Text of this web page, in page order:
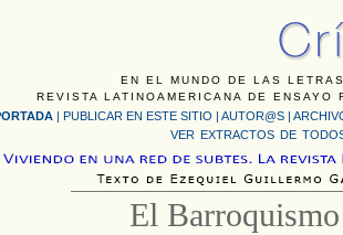
EN EL MUNDO DE LAS
REVISTA LATINOAMERICANA DE
| PUBLICAR EN ESTE SITIO | AUTOR@S |
VER EXTRACTOS DE
El